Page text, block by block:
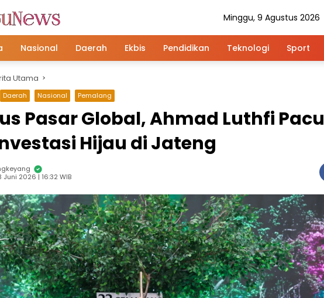
Minggu, 9 Agustus 2026
Nasional Daerah Ekbis Pendidikan Teknologi Sport
Utama
Daerah Nasional Pemalang
Pasar Global, Ahmad Luthfi Pacu
Hijau di Jateng
Juni 2026 | 16:32 WIB